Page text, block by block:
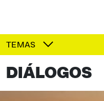
TEMAS
DIÁLOGOS